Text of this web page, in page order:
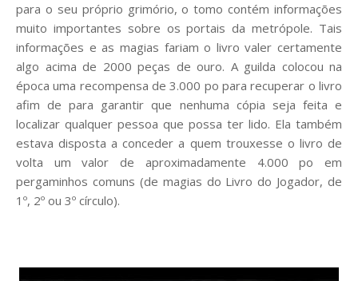
para o seu próprio grimório, o tomo contém informações
muito importantes sobre os portais da metrópole. Tais
informações e as magias fariam o livro valer certamente
algo acima de 2000 peças de ouro. A guilda colocou na
época uma recompensa de 3.000 po para recuperar o livro
afim de para garantir que nenhuma cópia seja feita e
localizar qualquer pessoa que possa ter lido. Ela também
estava disposta a conceder a quem trouxesse o livro de
volta um valor de aproximadamente 4.000 po em
pergaminhos comuns (de magias do Livro do Jogador, de
1º, 2º ou 3º círculo).